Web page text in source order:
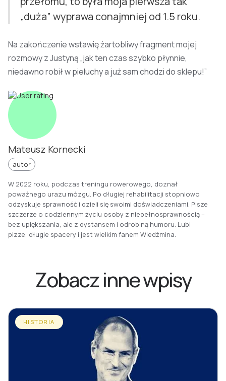
„duża” wyprawa conajmniej od 1.5 roku.
Na zakończenie wstawię żartobliwy fragment mojej
rozmowy z Justyną „jak ten czas szybko płynnie,
niedawno robił w pieluchy a już sam chodzi do sklepu!”
Mateusz Kornecki
autor
W 2022 roku, podczas treningu rowerowego, doznał
poważnego urazu mózgu. Po długiej rehabilitacji stopniowo
odzyskuje sprawność i dzieli się swoimi doświadczeniami. Pisze
szczerze o codziennym życiu osoby z niepełnosprawnością –
bez upiększania, ale z dystansem i odrobiną humoru. Lubi
pizze, długie spacery i jest wielkim fanem Wiedźmina.
Zobacz inne wpisy
HISTORIA